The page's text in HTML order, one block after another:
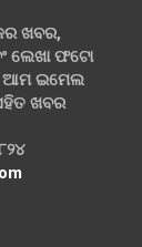
ଖବର,
ଲେଖା ଫଟୋ
ଆମ ଇମେଲ
ଖବର